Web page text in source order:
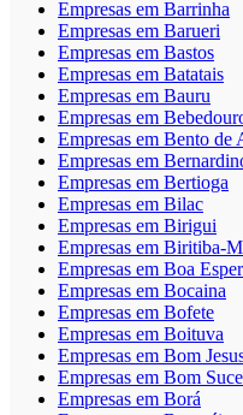
Empresas em Barrinha
Empresas em Barueri
Empresas em Bastos
Empresas em Batatais
Empresas em Bauru
Empresas em
Empresas em Bento de
Empresas em
Empresas em Bertioga
Empresas em Bilac
Empresas em Birigui
Empresas em Biritiba-
Empresas em Boa
Empresas em Bocaina
Empresas em Bofete
Empresas em Boituva
Empresas em Bom
Empresas em Bom
Empresas em Borá